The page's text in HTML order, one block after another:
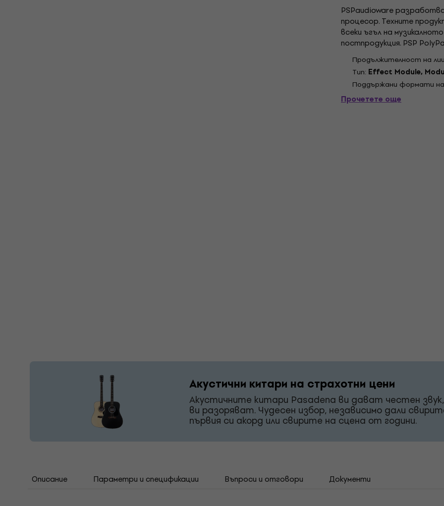
PSPaudioware
процесор. Техните
всеки ъгъл на
постпродукция. PSP
предназначени да ви
стелажи...
Продължителност на
Tип: Effect Module,
Поддържани формати
Прочетете още
Акустични китари на страхотни цени
Акустичните китари Pasadena ви дават честен
ви разоряват. Чудесен избор, независимо дали
първия си акорд или свирите на сцена от години.
Описание Параметри и спецификации Въпроси и отговори Документи